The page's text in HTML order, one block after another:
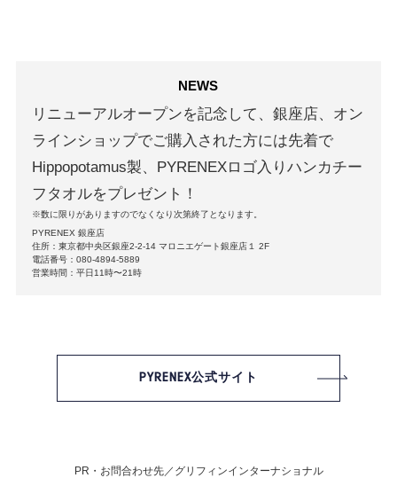
NEWS
リニューアルオープンを記念して、銀座店、オン
ラインショップでご購⼊された方には先着で
Hippopotamus製、PYRENEXロゴ⼊りハンカチー
フタオルをプレゼント！
※数に限りがありますのでなくなり次第終了となります。
PYRENEX 銀座店
住所：東京都中央区銀座2-2-14 マロニエゲート銀座店１ 2F
電話番号：080-4894-5889
営業時間：平⽇11時〜21時
PYRENEX公式サイト
PR・お問合わせ先／グリフィンインターナショナル